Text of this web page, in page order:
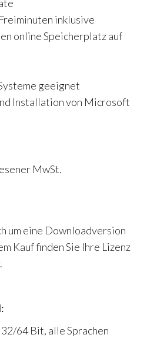
inklusive
online Speicherplatz auf
geeignet
Installation von Microsoft
MwSt.
um eine Downloadversion
Kauf finden Sie Ihre Lizenz
64 Bit, alle Sprachen